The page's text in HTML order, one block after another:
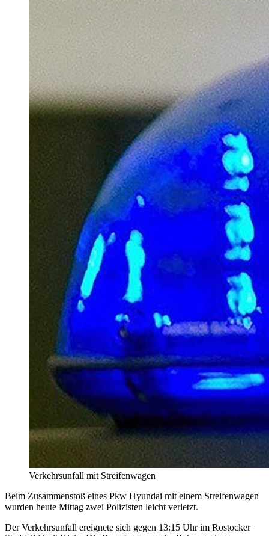
Verkehrsunfall mit Streifenwagen
Beim Zusammenstoß eines Pkw Hyundai mit einem Streifenwagen
wurden heute Mittag zwei Polizisten leicht verletzt.
Der Verkehrsunfall ereignete sich gegen 13:15 Uhr im Rostocker